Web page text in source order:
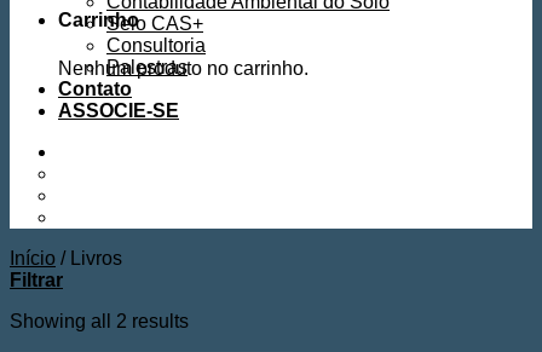
Carrinho
Nenhum produto no carrinho.
Selo CAS+
Consultoria
Palestras
Contato
ASSOCIE-SE
Início /Livros
Filtrar
Showing all 2 results